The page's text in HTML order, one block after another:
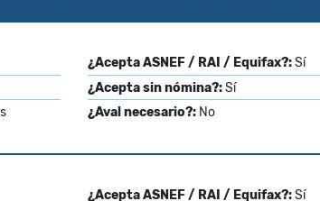
¿Acepta ASNEF / RAI / Equifax?:Sí
¿Acepta sin nómina?:Sí
¿Aval necesario?: No
¿Acepta ASNEF / RAI / Equifax?:Sí